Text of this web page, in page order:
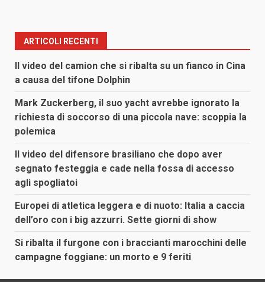
ARTICOLI RECENTI
Il video del camion che si ribalta su un fianco in Cina
a causa del tifone Dolphin
Mark Zuckerberg, il suo yacht avrebbe ignorato la
richiesta di soccorso di una piccola nave: scoppia la
polemica
Il video del difensore brasiliano che dopo aver
segnato festeggia e cade nella fossa di accesso
agli spogliatoi
Europei di atletica leggera e di nuoto: Italia a caccia
dell’oro con i big azzurri. Sette giorni di show
Si ribalta il furgone con i braccianti marocchini delle
campagne foggiane: un morto e 9 feriti